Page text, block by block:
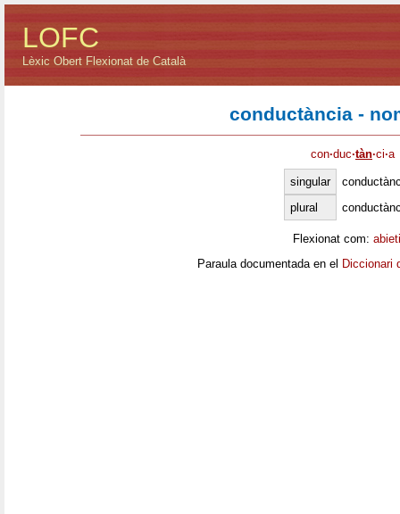
LOFC
Lèxic Obert Flexionat de Català
conductància -
con·duc·tàn·ci·a
singular
plural
Flexionat com:
Paraula documentada en el Diccionari